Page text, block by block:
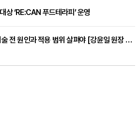
상 ‘RE:CAN 푸드테라피’ 운영
손발 다한증 보톡스, 시술 전 원인과 적용 범위 살펴야 [강윤일 원장 칼럼]